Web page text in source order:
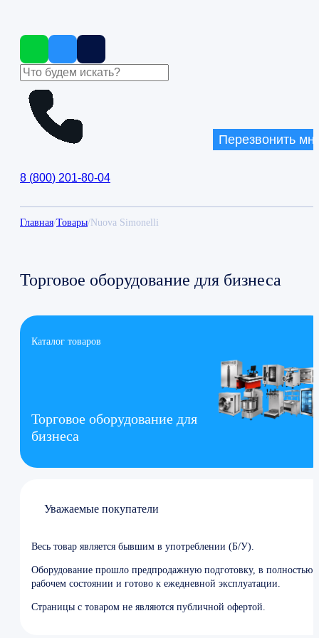
8 (800) 201-80-04
Перезвонить
Главная/Товары/Nuova Simonelli
Торговое оборудование для бизнеса
Каталог товаров
Торговое оборудование для
бизнеса
Уважаемые покупатели
Весь товар является бывшим в употреблении (Б/У).
Оборудование прошло предпродажную подготовку, в полностью
рабочем состоянии и готово к ежедневной эксплуатации.
Страницы с товаром не являются публичной офертой.